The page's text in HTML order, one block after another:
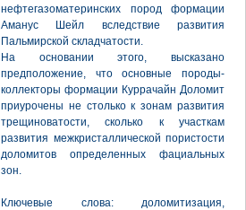
нефтегазоматеринских пород формации
Аманус Шейл вследствие развития
Пальмирской складчатости.
На основании этого, высказано
предположение, что основные породы-
коллекторы формации Куррачайн Доломит
приурочены не столько к зонам развития
трещиноватости, сколько к участкам
развития межкристаллической пористости
доломитов определенных фациальных
зон.
Ключевые слова: доломитизация,